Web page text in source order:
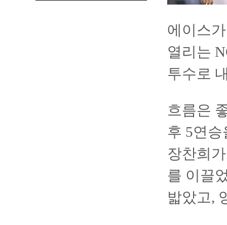
에이스
열리는
투수로
흐름은
후 5연승
장찬희
를 이끌
밟았고,